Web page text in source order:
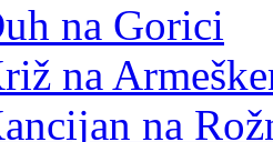
na Gorici
na
na